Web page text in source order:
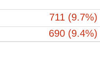
711 (9.7%)
690 (9.4%)